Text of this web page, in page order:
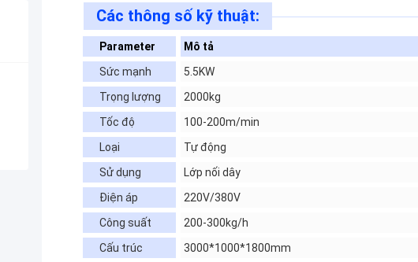
Các thông số kỹ thuật:
Parameter
Mô tả
Sức mạnh
5.5KW
Trọng lượng
2000kg
Tốc độ
100-200m/min
Loại
Tự động
Sử dụng
Lớp nối dây
Điện áp
220V/380V
Công suất
200-300kg/h
Cấu trúc
3000*1000*1800mm